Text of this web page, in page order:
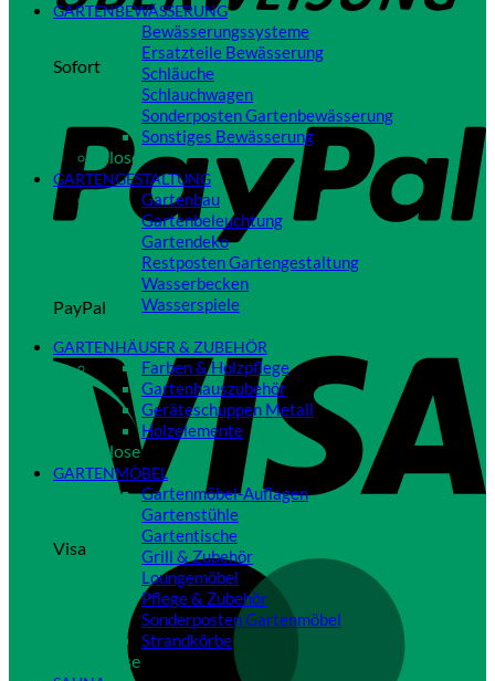
Sofort
PayPal
Visa
GARTENBEWÄSSERUNG
Bewässerungssysteme
Ersatzteile Bewässerung
Schläuche
Schlauchwagen
Sonderposten Gartenbewässerung
Sonstiges Bewässerung
Close
GARTENGESTALTUNG
Gartenbau
Gartenbeleuchtung
Gartendeko
Restposten Gartengestaltung
Wasserbecken
Wasserspiele
GARTENHÄUSER & ZUBEHÖR
Farben & Holzpflege
Gartenhauszubehör
Geräteschuppen Metall
Holzelemente
Close
GARTENMÖBEL
Gartenmöbel-Auflagen
Gartenstühle
Gartentische
Grill & Zubehör
Loungemöbel
Pflege & Zubehör
Sonderposten Gartenmöbel
Strandkörbe
Close